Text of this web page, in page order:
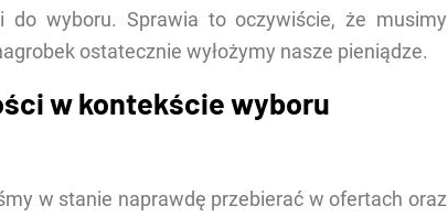
do wyboru. Sprawia to oczywiście, że musimy
ostatecznie wyłożymy nasze pieniądze.
w kontekście wyboru
w stanie naprawdę przebierać w ofertach oraz